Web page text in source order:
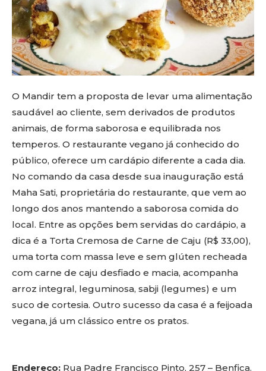
O Mandir tem a proposta de levar uma alimentação
saudável ao cliente, sem derivados de produtos
animais, de forma saborosa e equilibrada nos
temperos. O restaurante vegano já conhecido do
público, oferece um cardápio diferente a cada dia.
No comando da casa desde sua inauguração está
Maha Sati, proprietária do restaurante, que vem ao
longo dos anos mantendo a saborosa comida do
local. Entre as opções bem servidas do cardápio, a
dica é a Torta Cremosa de Carne de Caju (R$ 33,00),
uma torta com massa leve e sem glúten recheada
com carne de caju desfiado e macia, acompanha
arroz integral, leguminosa, sabji (legumes) e um
suco de cortesia. Outro sucesso da casa é a feijoada
vegana, já um clássico entre os pratos.
Endereço: Rua Padre Francisco Pinto, 257 – Benfica.